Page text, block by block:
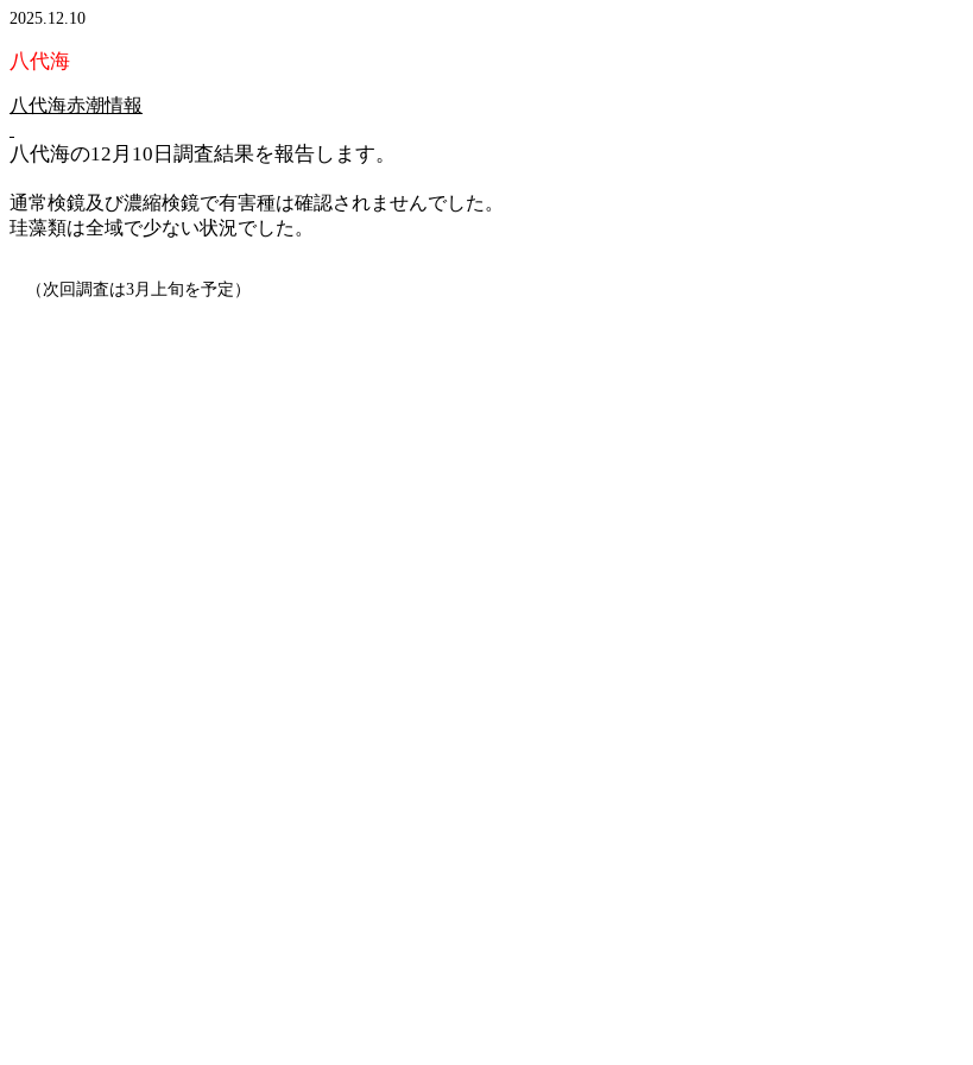
2025.12.10
八代海
八代海赤潮情報
八代海の12月10日調査結果を報告します。
通常検鏡及び濃縮検鏡で有害種は確認されませんでした。
珪藻類は全域で少ない状況でした。
（次回調査は3月上旬を予定）